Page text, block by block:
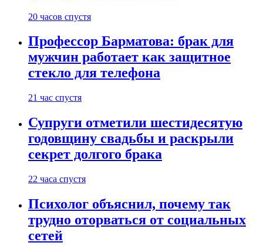
20 часов спустя
Профессор Барматова: брак для
мужчин работает как защитное
стекло для телефона
21 час спустя
Супруги отметили шестидесятую
годовщину свадьбы и раскрыли
секрет долгого брака
22 часа спустя
Психолог объяснил, почему так
трудно оторваться от социальных
сетей